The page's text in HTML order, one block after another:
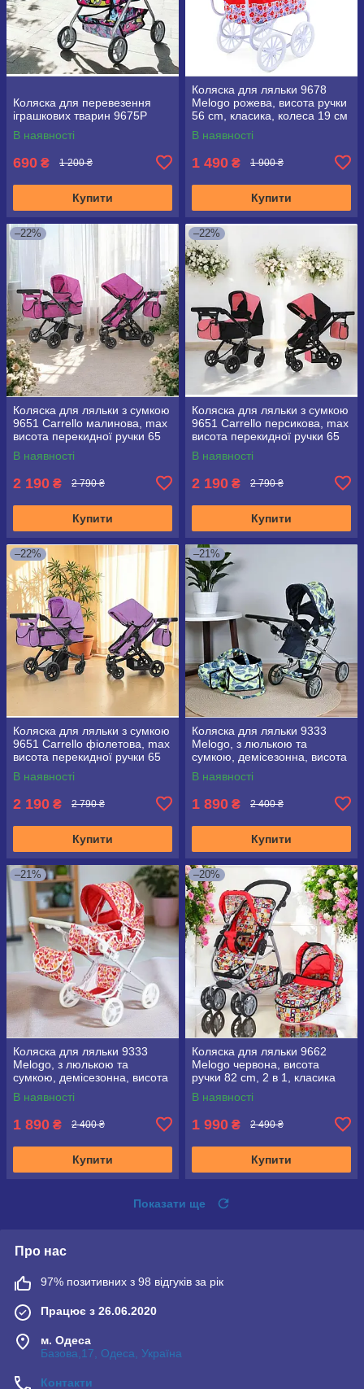
Коляска для перевезення
іграшкових тварин 9675P
В наявності
690 ₴ 1 200 ₴
Купити
Коляска для ляльки 9678
Melogo рожева, висота ручки
56 cm, класика, колеса 19 см
В наявності
1 490 ₴ 1 900 ₴
Купити
–22%
Коляска для ляльки з сумкою
9651 Carrello малинова, max
висота перекидної ручки 65
см
В наявності
2 190 ₴ 2 790 ₴
Купити
–22%
Коляска для ляльки з сумкою
9651 Carrello персикова, max
висота перекидної ручки 65
см
В наявності
2 190 ₴ 2 790 ₴
Купити
–22%
Коляска для ляльки з сумкою
9651 Carrello фіолетова, max
висота перекидної ручки 65
см
В наявності
2 190 ₴ 2 790 ₴
Купити
–21%
Коляска для ляльки 9333
Melogo, з люлькою та
сумкою, демісезонна, висота
ручки 71 см
В наявності
1 890 ₴ 2 400 ₴
Купити
–21%
Коляска для ляльки 9333
Melogo, з люлькою та
сумкою, демісезонна, висота
ручки 71 см
В наявності
1 890 ₴ 2 400 ₴
Купити
–20%
Коляска для ляльки 9662
Melogo червона, висота
ручки 82 cm, 2 в 1, класика
В наявності
1 990 ₴ 2 490 ₴
Купити
Показати ще
Про нас
97% позитивних з 98 відгуків за рік
Працює з 26.06.2020
м. Одеса
Базова,17, Одеса, Україна
Контакти